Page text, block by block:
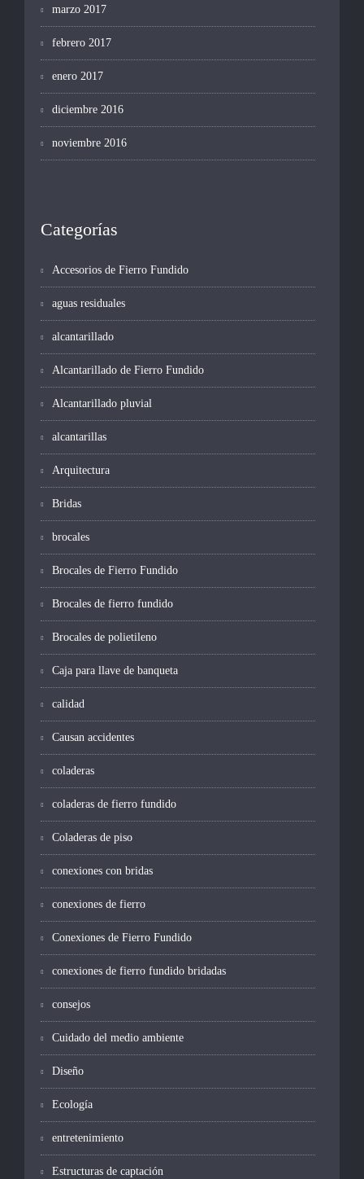
marzo 2017
febrero 2017
enero 2017
diciembre 2016
noviembre 2016
Categorías
Accesorios de Fierro Fundido
aguas residuales
alcantarillado
Alcantarillado de Fierro Fundido
Alcantarillado pluvial
alcantarillas
Arquitectura
Bridas
brocales
Brocales de Fierro Fundido
Brocales de fierro fundido
Brocales de polietileno
Caja para llave de banqueta
calidad
Causan accidentes
coladeras
coladeras de fierro fundido
Coladeras de piso
conexiones con bridas
conexiones de fierro
Conexiones de Fierro Fundido
conexiones de fierro fundido bridadas
consejos
Cuidado del medio ambiente
Diseño
Ecología
entretenimiento
Estructuras de captación